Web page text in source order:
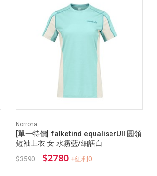
Norrona
[單一特價] falketind equaliserUll 圓領
短袖上衣 女 水霧藍/細語白
$3590 $2780 +紅利0